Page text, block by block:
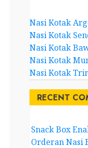
Nasi Kotak
Nasi Kotak
Nasi Kotak
Nasi Kotak
Nasi Kotak
RECENT
Snack Box
Orderan Nasi